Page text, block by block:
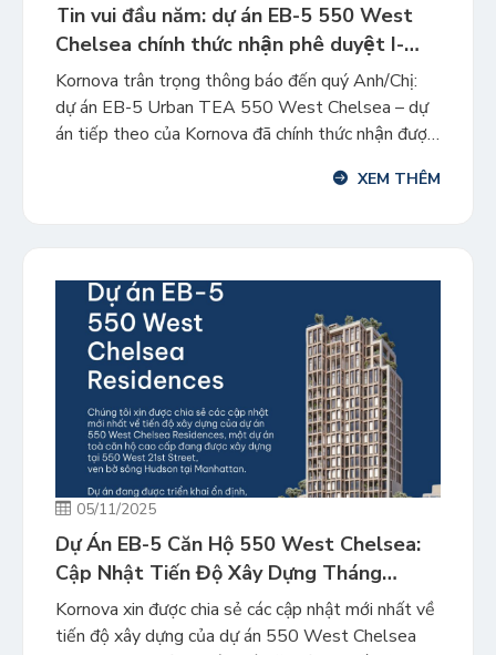
Tin vui đầu năm: dự án EB-5 550 West
Chelsea chính thức nhận phê duyệt I-
956F
Kornova trân trọng thông báo đến quý Anh/Chị:
dự án EB-5 Urban TEA 550 West Chelsea – dự
án tiếp theo của Kornova đã chính thức nhận được
tháng nộp đơn. 550 West Chelsea là dự án phát
XEM THÊM
05/11/2025
Dự Án EB-5 Căn Hộ 550 West Chelsea:
Cập Nhật Tiến Độ Xây Dựng Tháng
10/2025
Kornova xin được chia sẻ các cập nhật mới nhất về
tiến độ xây dựng của dự án 550 West Chelsea